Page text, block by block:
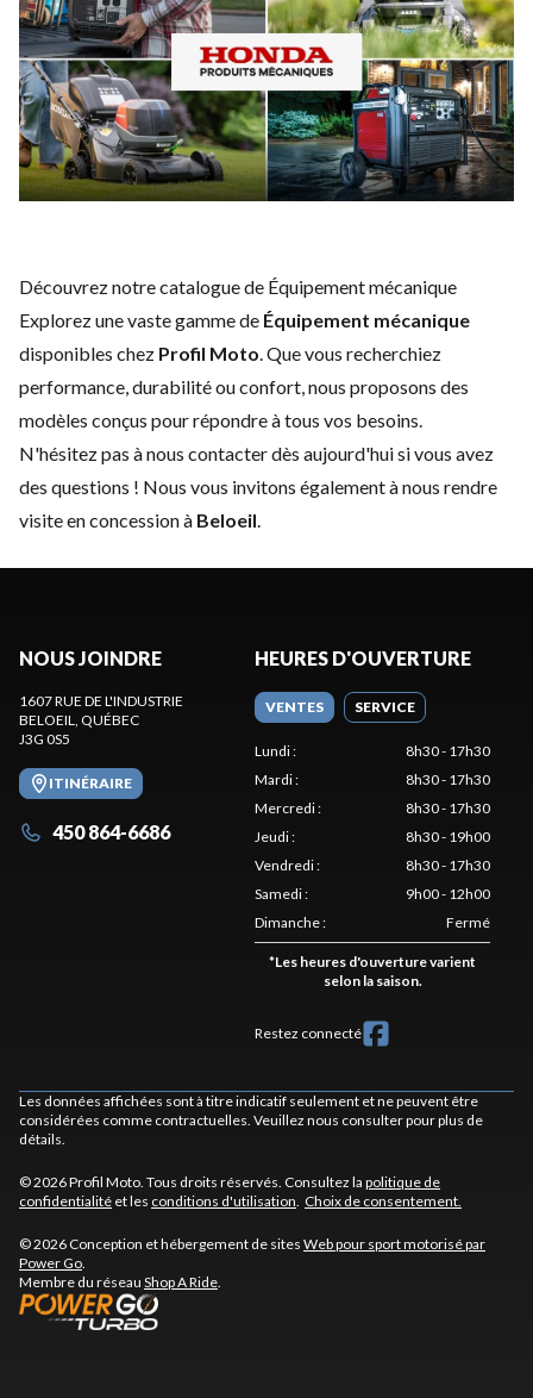
Découvrez notre catalogue de Équipement mécanique
Explorez une vaste gamme de Équipement mécanique
disponibles chez Profil Moto. Que vous recherchiez
performance, durabilité ou confort, nous proposons des
modèles conçus pour répondre à tous vos besoins.
N'hésitez pas ànous contacterdès aujourd'hui si vous avez
des questions ! Nous vous invitons également à nous rendre
visite en concession à Beloeil.
NOUS JOINDRE
1607 RUE DE L'INDUSTRIE
BELOEIL, QUÉBEC
J3G 0S5
ITINÉRAIRE
450 864-6686
HEURES D'OUVERTURE
VENTES SERVICE
Lundi:
8h30 - 17h30
Mardi:
8h30 - 17h30
Mercredi:
8h30 - 17h30
Jeudi:
8h30 - 19h00
Vendredi:
8h30 - 17h30
Samedi:
9h00 - 12h00
Dimanche: Fermé
*Les heures d'ouverture varient
selon la saison.
Restez connecté
Les données affichées sont à titre indicatif seulement et ne peuvent être
considérées comme contractuelles. Veuillez nous consulter pour plus de
détails.
© 2026 Profil Moto. Tous droits réservés. Consultez la politique de
confidentialité et les conditions d'utilisation. Choix de consentement.
© 2026 Conception et hébergement de sites Web pour sport motorisé par
Power Go.
Membre du réseau Shop A Ride.